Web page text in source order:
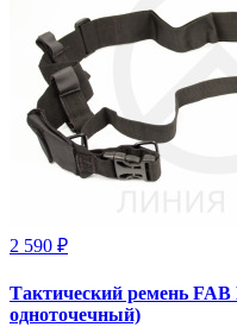
2 590 ₽
Тактический ремень FAB
одноточечный)